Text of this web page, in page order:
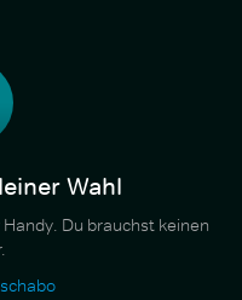
Wahl
Du brauchst keinen